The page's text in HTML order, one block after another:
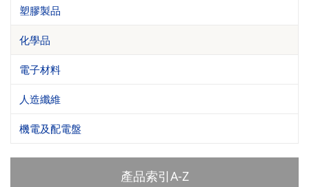
塑膠製品
化學品
電子材料
人造纖維
機電及配電盤
產品索引A-Z